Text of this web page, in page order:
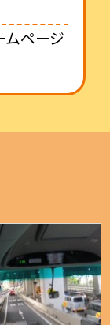
ムページ